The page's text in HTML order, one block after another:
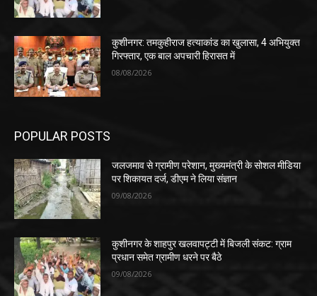
कुशीनगर: तमकुहीराज हत्याकांड का खुलासा, 4 अभियुक्त
गिरफ्तार, एक बाल अपचारी हिरासत में
08/08/2026
POPULAR POSTS
जलजमाव से ग्रामीण परेशान, मुख्यमंत्री के सोशल मीडिया
पर शिकायत दर्ज, डीएम ने लिया संज्ञान
09/08/2026
कुशीनगर के शाहपुर खलवापट्टी में बिजली संकट: ग्राम
प्रधान समेत ग्रामीण धरने पर बैठे
09/08/2026